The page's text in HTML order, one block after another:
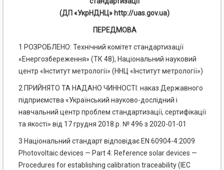
(ДП «УкрНДНЦ» http://uas.gov.ua)
ПЕРЕДМОВА
1 РОЗРОБЛЕНО: Технічний комітет стандартизації
«Енергозбереження» (ТК 48), Національний науковий
центр «Інститут метрології» (ННЦ «Інститут метрології»)
2 ПРИЙНЯТО ТА НАДАНО ЧИННОСТІ: наказ Державного
підприємства «Український науково-дослідний і
навчальний центр проблем стандартизації, сертифікації
та якості» від 17 грудня 2018 р. № 496 з 2020-01-01
3 Національний стандарт відповідає EN 60904-4:2009
Photovoltaic devices — Part 4: Reference solar devices —
Procedures for establishing calibration traceability (IEC